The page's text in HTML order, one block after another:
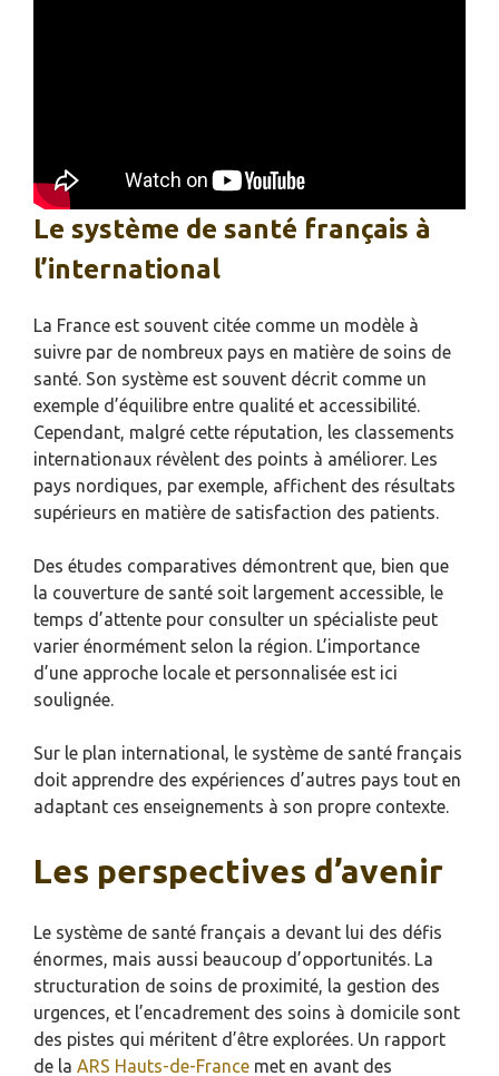
Le système de santé français à
l’international
La France est souvent citée comme un modèle à
suivre par de nombreux pays en matière de soins de
santé. Son système est souvent décrit comme un
exemple d’équilibre entre qualité et accessibilité.
Cependant, malgré cette réputation, les classements
internationaux révèlent des points à améliorer. Les
pays nordiques, par exemple, affichent des résultats
supérieurs en matière de satisfaction des patients.
Des études comparatives démontrent que, bien que
la couverture de santé soit largement accessible, le
temps d’attente pour consulter un spécialiste peut
varier énormément selon la région. L’importance
d’une approche locale et personnalisée est ici
soulignée.
Sur le plan international, le système de santé français
doit apprendre des expériences d’autres pays tout en
adaptant ces enseignements à son propre contexte.
Les perspectives d’avenir
Le système de santé français a devant lui des défis
énormes, mais aussi beaucoup d’opportunités. La
structuration de soins de proximité, la gestion des
urgences, et l’encadrement des soins à domicile sont
des pistes qui méritent d’être explorées. Un rapport
de la ARS Hauts-de-France met en avant des